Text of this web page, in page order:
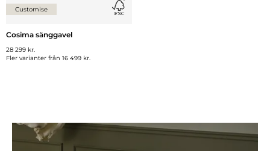
Customise
Cosima sänggavel
28 299 kr.
Fler varianter från 16 499 kr.